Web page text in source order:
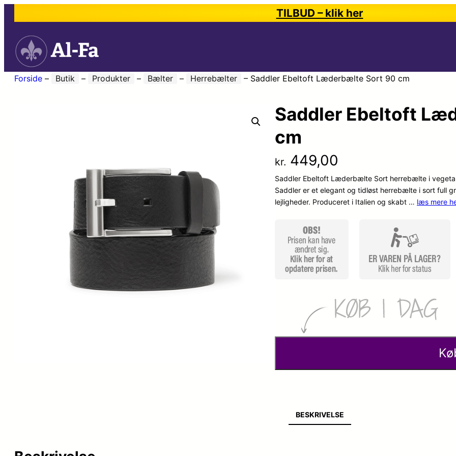
TILBUD – klik her
Forside – Butik – Produkter – Bælter – Herrebælter – Saddler Ebeltoft Læderbælte Sort 90 cm
Saddler Ebeltoft
cm
kr. 449,00
Saddler Ebeltoft Læderbælte Sort herrebælte i
Saddler er et elegant og tidløst herrebælte i sort full
lejligheder. Produceret i Italien og skabt … læs mere
BESKRIVELSE